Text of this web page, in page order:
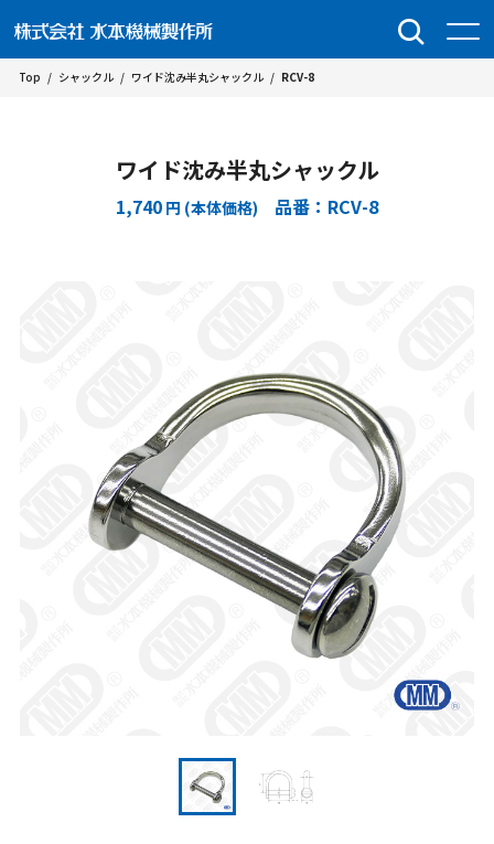
Top / シャックル / ワイド沈み半丸シャックル / RCV-8
ワイド沈み半丸シャックル
1,740 円 (本体価格) 品番：RCV-8